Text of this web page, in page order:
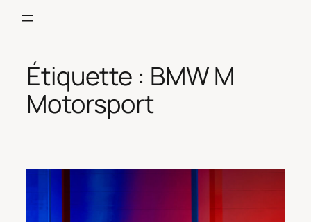
Étiquette : BMW M
Motorsport